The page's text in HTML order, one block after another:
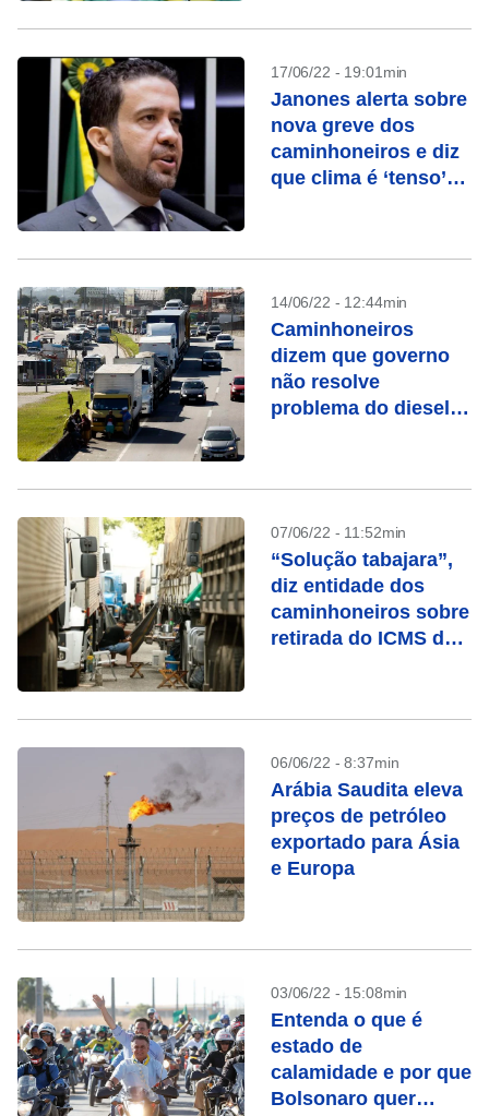
17/06/22 - 19:01min
Janones alerta sobre
nova greve dos
caminhoneiros e diz
que clima é ‘tenso’
14/06/22 - 12:44min
Caminhoneiros
dizem que governo
não resolve
problema do diesel e
07/06/22 - 11:52min
“Solução tabajara”,
diz entidade dos
caminhoneiros sobre
retirada do ICMS dos
06/06/22 - 8:37min
Arábia Saudita eleva
preços de petróleo
exportado para Ásia
e Europa
03/06/22 - 15:08min
Entenda o que é
estado de
calamidade e por que
Bolsonaro quer